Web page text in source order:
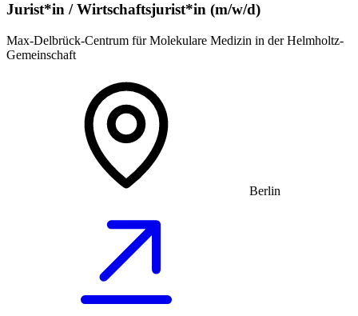
Jurist*in / Wirtschafts­jurist*in (m/w/d)
Max-Delbrück-Centrum für Molekulare Medizin in der Helmholtz-
Gemeinschaft
Berlin